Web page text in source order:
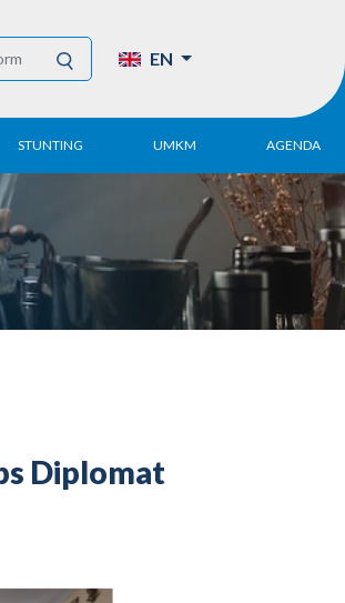
EN
STUNTING UMKM
UMKM DPN Apindo
APINDO UMKM
Academy
DPN/DPP/DPK
AGENDA
Diplomat